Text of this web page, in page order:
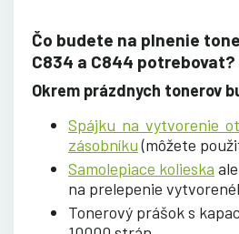
Čo budete na plnenie
C834 a C844 potrebovat?
Okrem prázdnych tonerov
Spájku na vytvorenie
zásobníku(môžete
Samolepiace kolieska
na prelepenie
Tonerový prášok s